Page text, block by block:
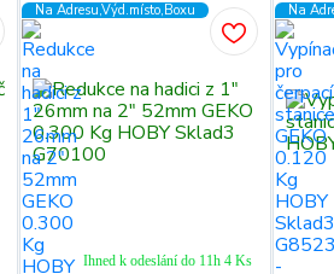
Na Adresu,Výd.místo,Boxu
Ihned k odeslání do 11h 4 Ks
Na